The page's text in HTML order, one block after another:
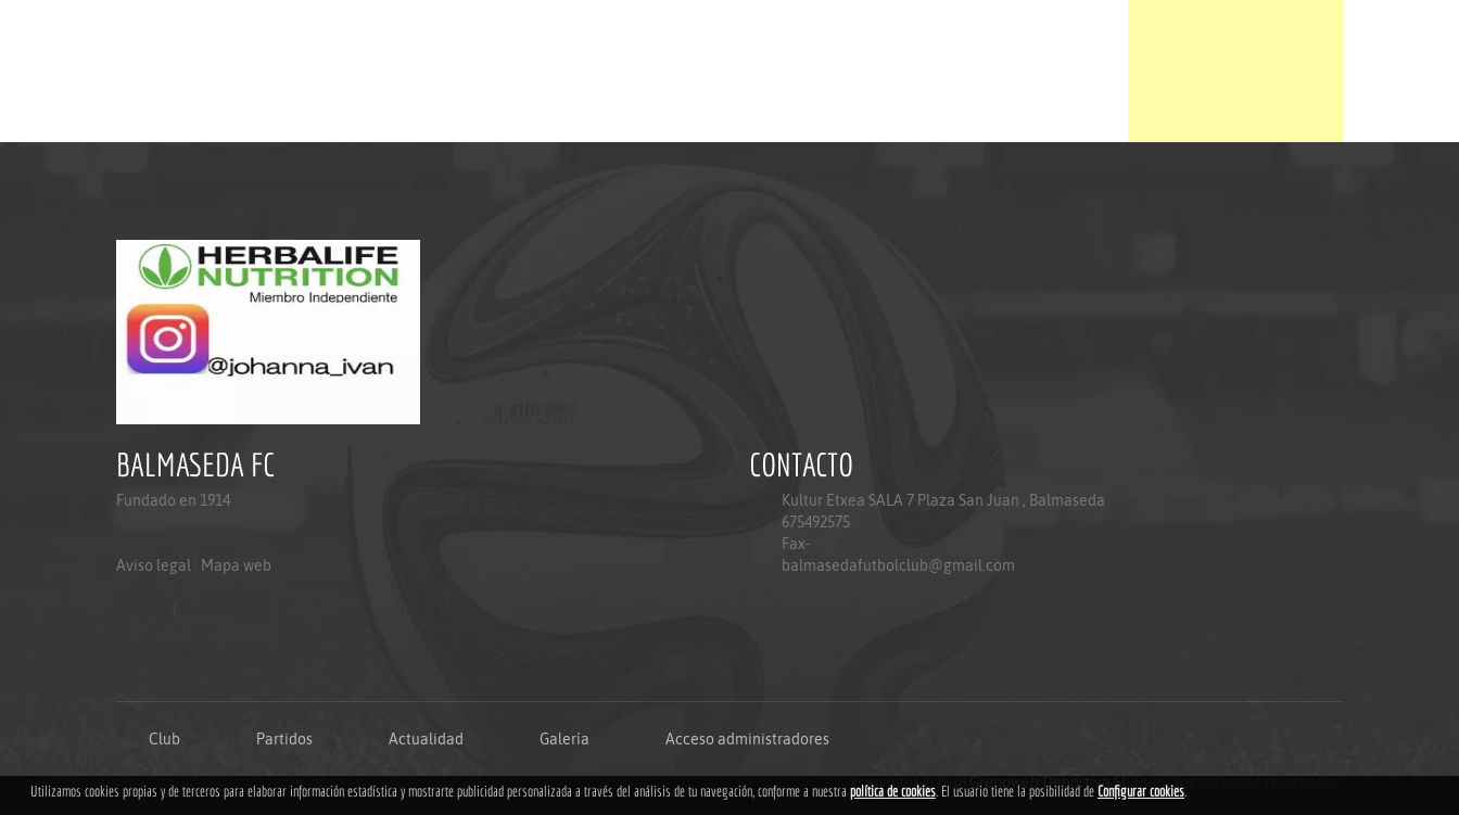
BALMASEDA FC
Fundado en 1914
Aviso legal Mapa web
CONTACTO
Kultur Etxea SALA 7 Plaza San Juan , Balmaseda
675492575
Fax-
balmasedafutbolclub@gmail.com
Club Partidos Actualidad Galería Acceso administradores
Copyright © 2018 Grupoweb Deportiva SL .Todos los derechos reservados.
Utilizamos cookies propias y de terceros para elaborar información estadística y mostrarte publicidad personalizada a través del análisis de tu navegación, conforme a nuestra política de cookies. El usuario tiene la posibilidad de Configurar cookies.